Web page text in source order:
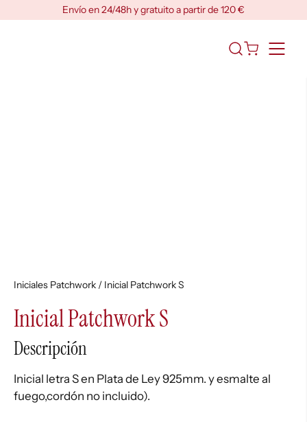
Envío en 24/48h y gratuito a partir de 120 €
Abrir
Iniciales Patchwork / Inicial Patchwork S
Inicial Patchwork S
Descripción
Inicial letra S en Plata de Ley 925mm. y esmalte al
fuego,cordón no incluido).